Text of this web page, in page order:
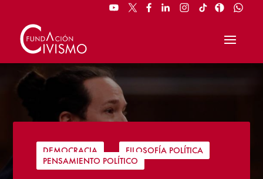
DEMOCRACIA | FILOSOFÍA POLÍTICA
PENSAMIENTO POLÍTICO